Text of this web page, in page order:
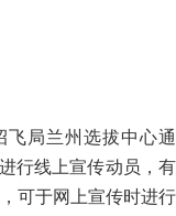
局兰州选拔中心通
行线上宣传动员，有
可于网上宣传时进行